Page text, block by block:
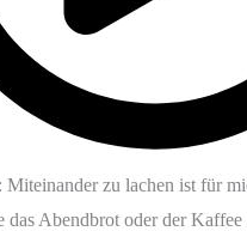
: Miteinander zu lachen ist für
Abendbrot oder der